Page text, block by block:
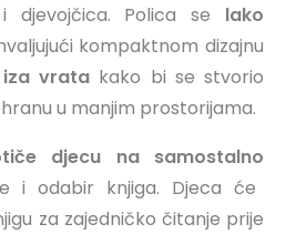
djevojčica. Polica se lako
kompaktnom dizajnu
vrata kako bi se stvorio
u manjim prostorijama.
djecu na samostalno
i odabir knjiga. Djeca će
za zajedničko čitanje prije